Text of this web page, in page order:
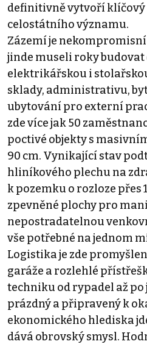
definitivně vytvoří klíčový
celostátního významu.
Zázemí je nekompromisní
jinde museli roky budovat
elektrikářskou i
sklady, administrativu,
ubytování pro externí
zde více jak 50
poctivé objekty s
90 cm. Vynikající stav
hliníkového plechu na
k pozemku o rozloze přes
zpevněné plochy pro
nepostradatelnou
vše potřebné na jednom
Logistika je zde
garáže a rozlehlé
techniku od rypadel až po
prázdný a připravený k
ekonomického hlediska
dává obrovský smysl.